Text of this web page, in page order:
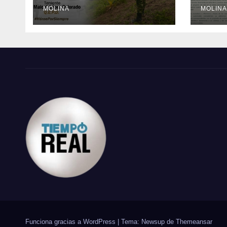
MOLINA
al
MOLINA
Funciona gracias a WordPress Tema: Newsup de Themeansar